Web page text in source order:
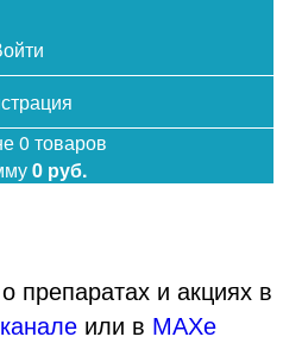
0 товаров
0 руб.
и акциях в
или в МАХе